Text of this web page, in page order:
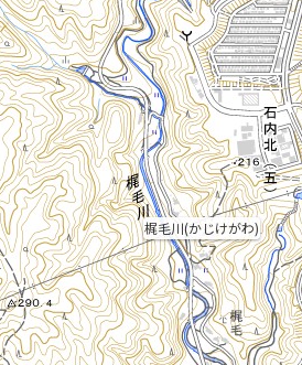
梶毛川(かじけがわ)